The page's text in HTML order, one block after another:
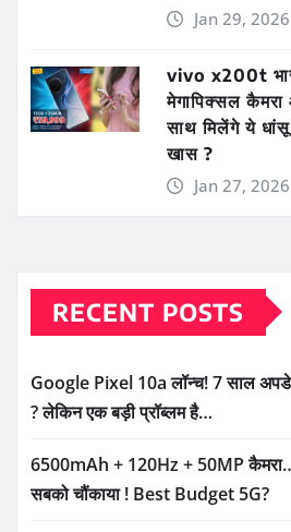
Jan 29, 2026
vivo x200t
मेगापिक्सल
साथ मिलेंगे ये
खास ?
Jan 27, 2026
RECENT POSTS
Google Pixel 10a लॉन्च! 7 साल
? लेकिन एक बड़ी प्रॉब्लम है…
6500mAh + 120Hz + 50MP
सबको चौंकाया ! Best Budget 5G?